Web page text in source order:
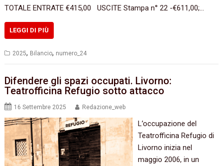
TOTALE ENTRATE €415,00 USCITE Stampa n° 22 -€611,00;…
LEGGI DI PIÙ
2025, Bilancio, numero_24
Difendere gli spazi occupati. Livorno:
Teatrofficina Refugio sotto attacco
16 Settembre 2025 Redazione_web
L’occupazione del
Teatrofficina Refugio di
Livorno inizia nel
maggio 2006, in un